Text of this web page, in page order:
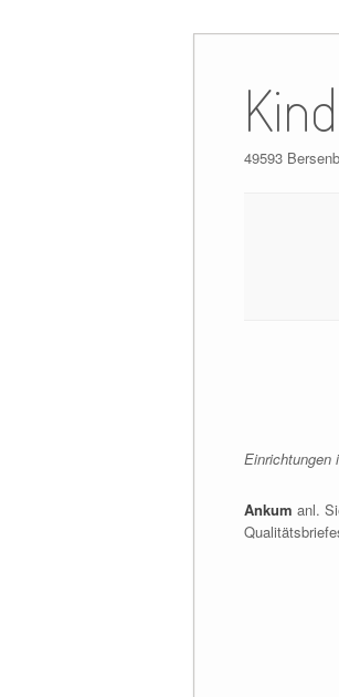
content
49593
Einrichtungen
Ankum anl.